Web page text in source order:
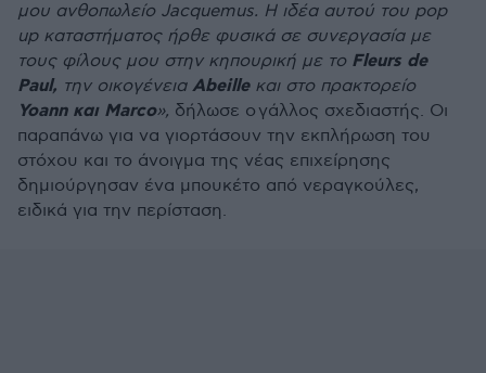
μου ανθοπωλείο Jacquemus. Η ιδέα αυτού του pop
up καταστήματος ήρθε φυσικά σε συνεργασία με
τους φίλους μου στην κηπουρική με το Fleurs de
Paul, την οικογένειαAbeilleκαι στο πρακτορείο
Yoann και Marco», δήλωσε ο γάλλος σχεδιαστής. Οι
παραπάνω για να γιορτάσουν την εκπλήρωση του
στόχου και το άνοιγμα της νέας επιχείρησης
δημιούργησαν ένα μπουκέτο από νεραγκούλες,
ειδικά για την περίσταση.